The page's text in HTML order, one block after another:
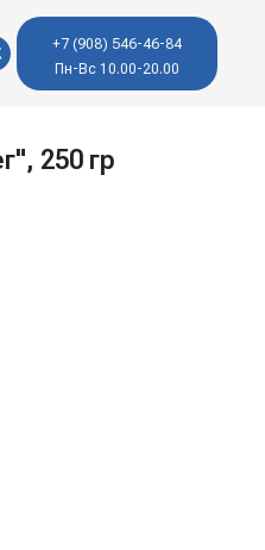
+7 (908) 546-46-84
Пн-Вс 10.00-20.00
250 гр